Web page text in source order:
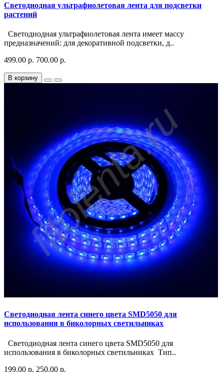
Светодиодная ультрафиолетовая лента для подсветки
растений
Светодиодная ультрафиолетовая лента имеет массу
предназначений: для декоративной подсветки, д..
499.00 р. 700.00 р.
В корзину
Светодиодная лента синего цвета SMD5050 для
использования в биколорных светильниках
Светодиодная лента синего цвета SMD5050 для
использования в биколорных светильниках Тип..
199.00 р. 250.00 р.